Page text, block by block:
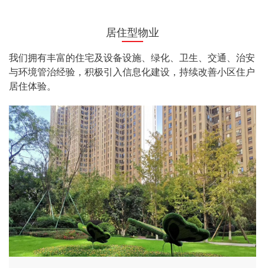
居住型物业
我们拥有丰富的住宅及设备设施、绿化、卫生、交通、治安
与环境管治经验，积极引入信息化建设，持续改善小区住户
居住体验。